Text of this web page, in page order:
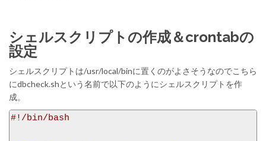
シェルスクリプトの作成＆crontabの
設定
シェルスクリプトは/usr/local/binに置くのがよさそうなのでこちら
にdbcheck.shという名前で以下のようにシェルスクリプトを作
成。
#!/bin/bash